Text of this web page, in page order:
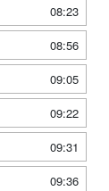
08:23
08:56
09:05
09:22
09:31
09:36